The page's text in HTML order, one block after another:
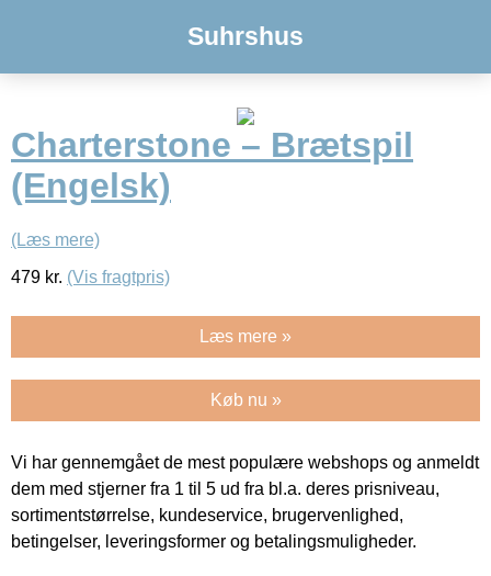
Suhrshus
Charterstone – Brætspil
(Engelsk)
(Læs mere)
479 kr. (Vis fragtpris)
Læs mere »
Køb nu »
Vi har gennemgået de mest populære webshops og anmeldt
dem med stjerner fra 1 til 5 ud fra bl.a. deres prisniveau,
sortimentstørrelse, kundeservice, brugervenlighed,
betingelser, leveringsformer og betalingsmuligheder.